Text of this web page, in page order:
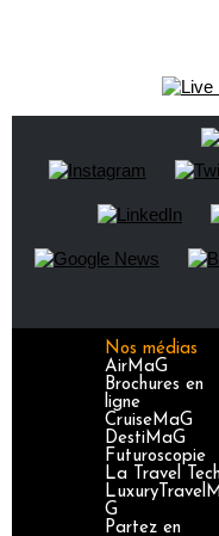
Nos médias
AirMaG
Brochures en
ligne
CruiseMaG
DestiMaG
Futuroscopie
La Travel
G
Partez en